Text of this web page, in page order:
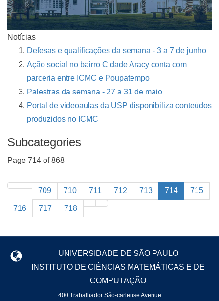
Notícias
Defesas e qualificações da semana - 3 a 7 de junho
Ação social no bairro Cidade Aracy conta com
parceria entre ICMC e Poupatempo
Palestras da semana - 27 a 31 de maio
Portal de videoaulas da USP disponibiliza conteúdos
produzidos no ICMC
Subcategories
Page 714 of 868
709 710 711 712 713 714 715
716 717 718
UNIVERSIDADE DE SÃO PAULO
INSTITUTO DE CIÊNCIAS MATEMÁTICAS E DE
COMPUTAÇÃO
400 Trabalhador São-carlense Avenue